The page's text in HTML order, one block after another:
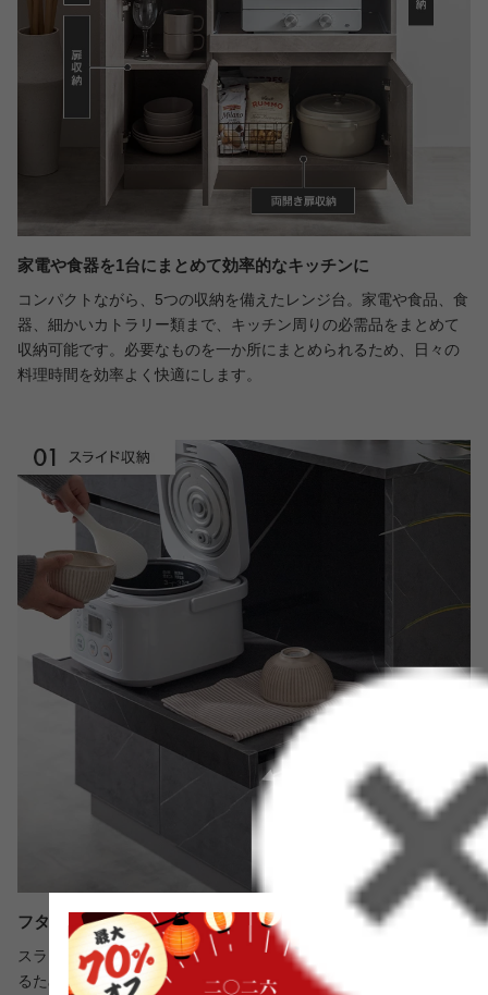
家電や食器を1台にまとめて効率的なキッチンに
コンパクトながら、5つの収納を備えたレンジ台。家電や食品、食
器、細かいカトラリー類まで、キッチン周りの必需品をまとめて
収納可能です。必要なものを一か所にまとめられるため、日々の
料理時間を効率よく快適にします。
フタ付き家電も使いやすい便利なスライド棚
スライド棚を採用したオープン収納スペース。しっかり引き出せ
るため、炊飯器などのフタ付き家電の使用を快適に。上部から豆